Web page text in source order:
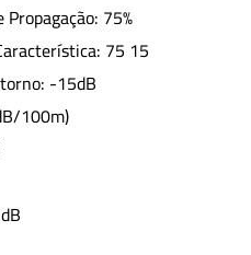
75%
75 15
-15dB
100m)